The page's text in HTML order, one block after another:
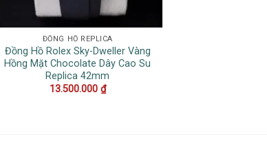
ĐỒNG HỒ REPLICA
Đồng Hồ Rolex Sky-Dweller Vàng
Hồng Mặt Chocolate Dây Cao Su
Replica 42mm
13.500.000 ₫